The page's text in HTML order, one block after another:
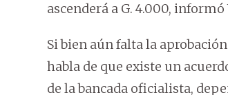
ascenderá a G. 4.000,
Si bien aún falta la
habla de que existe un
de la bancada oficialista,